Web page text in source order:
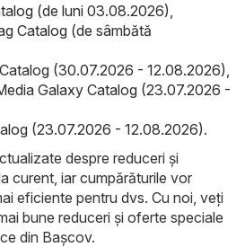
(de luni 03.08.2026)
Catalog (de sâmbătă
(30.07.2026 - 12.08.2026)
Galaxy Catalog (23.07.2026 -
(23.07.2026 - 12.08.2026).
despre reduceri și
curent, iar cumpărăturile vor
eficiente pentru dvs. Cu noi, veți
bune reduceri și oferte speciale
din Başcov.